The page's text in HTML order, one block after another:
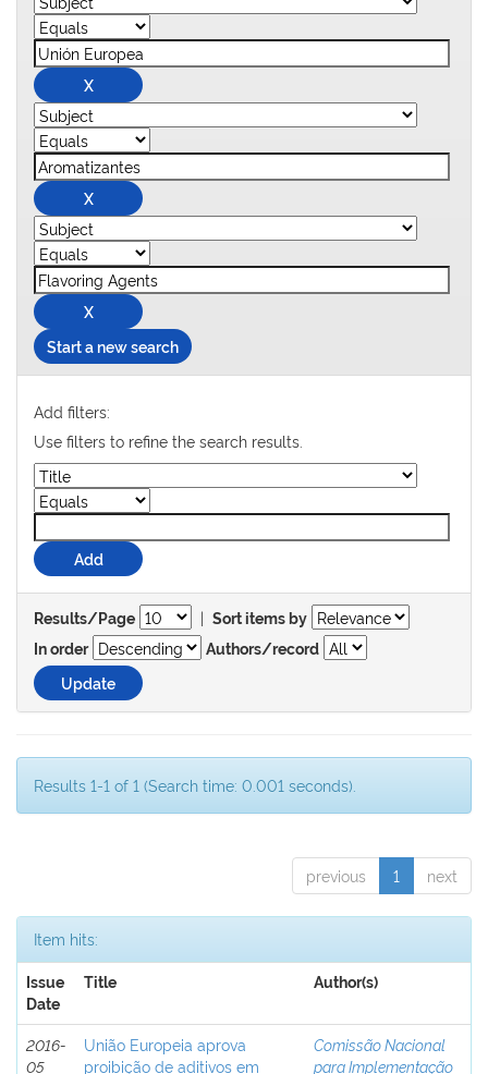
Start a new search
Add filters:
Use filters to refine the search results.
Results/Page | Sort items by
In order
Authors/record
Results 1-1 of 1 (Search time: 0.001 seconds).
previous 1 next
Item hits:
Issue
Date
Title Author(s)
2016-
05
União Europeia aprova
proibição de aditivos em
Comissão Nacional
para Implementação